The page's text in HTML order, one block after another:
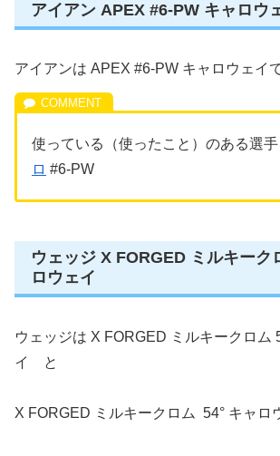
アイアン APEX #6-PW キャロウ
アイアンは APEX #6-PW キャロウェイ
使っている（使ったこと）のある選
ロ #6-PW
ウェッジ X FORGED ミルキーク
ロウェイ
ウェッジは X FORGED ミルキークロム
イ と
X FORGED ミルキークロム 54° キャロ